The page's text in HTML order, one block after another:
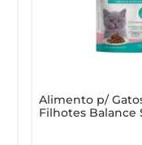
Alimento p/
Filhotes Balance